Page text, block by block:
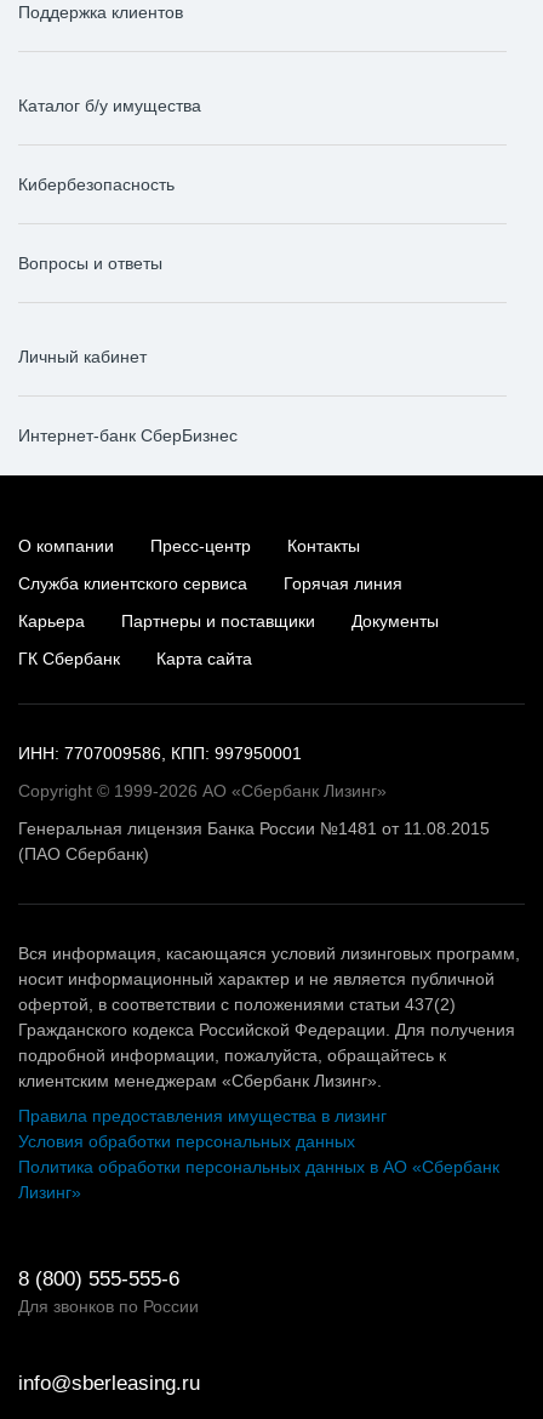
Поддержка клиентов
Каталог б/у имущества
Кибербезопасность
Вопросы и ответы
Личный кабинет
Интернет-банк СберБизнес
О компании Пресс-центр
Контакты
Служба клиентского сервиса
Горячая линия
Карьера
Партнеры и поставщики
Документы
ГК Сбербанк
Карта сайта
ИНН: 7707009586, КПП: 997950001
Copyright © 1999-2026 АО «Сбербанк Лизинг»
Генеральная лицензия Банка России №1481 от 11.08.2015
(ПАО Сбербанк)
Вся информация, касающаяся условий лизинговых программ,
носит информационный характер и не является публичной
офертой, в соответствии с положениями статьи 437(2)
Гражданского кодекса Российской Федерации. Для получения
подробной информации, пожалуйста, обращайтесь к
клиентским менеджерам «Сбербанк Лизинг».
Правила предоставления имущества в лизинг
Условия обработки персональных данных
Политика обработки персональных данных в АО «Сбербанк
Лизинг»
8 (800) 555-555-6
Для звонков по России
info@sberleasing.ru